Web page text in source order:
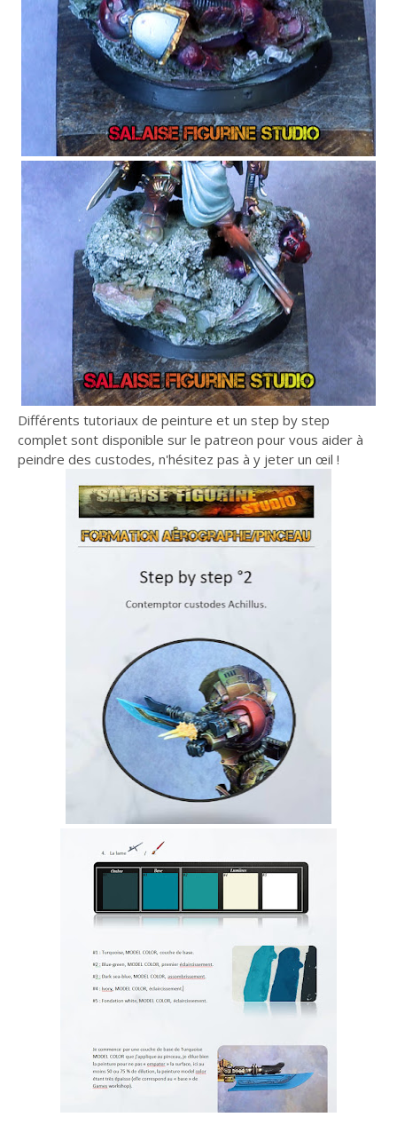
Différents tutoriaux de peinture et un step by step
complet sont disponible sur le patreon pour vous aider à
peindre des custodes, n'hésitez pas à y jeter un œil !